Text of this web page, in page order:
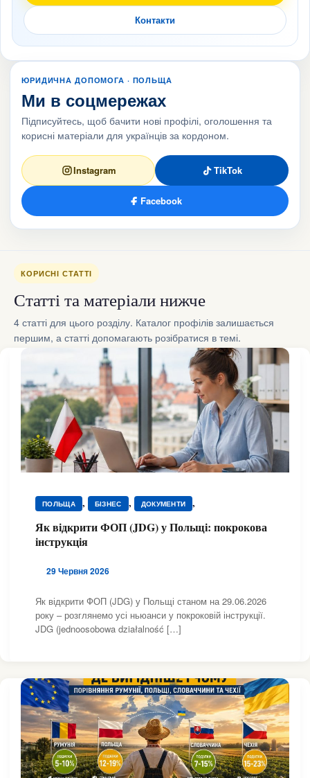
Контакти
ЮРИДИЧНА ДОПОМОГА · ПОЛЬЩА
Ми в соцмережах
Підписуйтесь, щоб бачити нові профілі, оголошення та
корисні матеріали для українців за кордоном.
Instagram TikTok
Facebook
КОРИСНІ СТАТТІ
Статті та матеріали нижче
4 статті для цього розділу. Каталог профілів залишається
першим, а статті допомагають розібратися в темі.
ПОЛЬЩА , БІЗНЕС , ДОКУМЕНТИ ,
Як відкрити ФОП (JDG) у Польщі: покрокова
інструкція
29 Червня 2026
Як відкрити ФОП (JDG) у Польщі станом на 29.06.2026
року – розглянемо усі ньюанси у покроковій інструкції.
JDG (jednoosobowa działalność […]